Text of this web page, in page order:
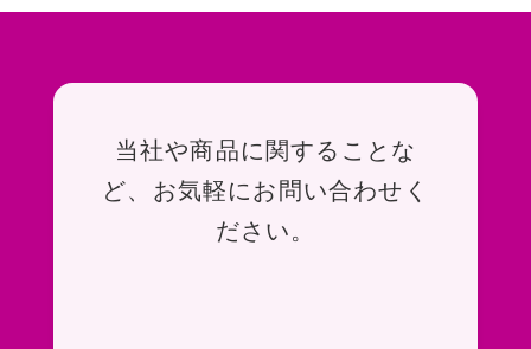
お問い合わせ
当社や商品に関することな
ど、お気軽にお問い合わせく
ださい。